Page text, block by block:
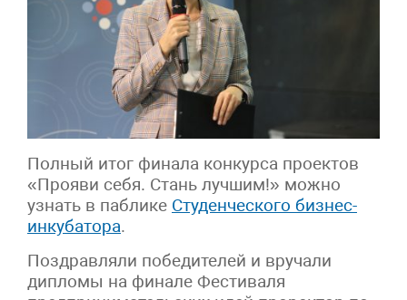
Полный итог финала конкурса проектов
«Прояви себя. Стань лучшим!» можно
узнать в паблике Студенческого бизнес-
инкубатора.
Поздравляли победителей и вручали
дипломы на финале Фестиваля